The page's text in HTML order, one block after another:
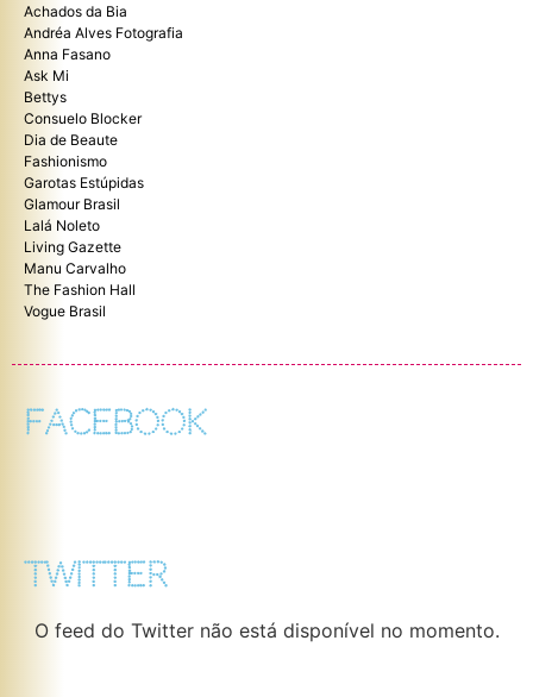
Achados da Bia
Andréa Alves Fotografia
Anna Fasano
Ask Mi
Bettys
Consuelo Blocker
Dia de Beaute
Fashionismo
Garotas Estúpidas
Glamour Brasil
Lalá Noleto
Living Gazette
Manu Carvalho
The Fashion Hall
Vogue Brasil
FACEBOOK
TWITTER
O feed do Twitter não está disponível no momento.